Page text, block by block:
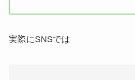
実際にSNSでは